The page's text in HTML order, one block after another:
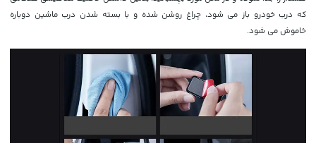
که درب خودرو باز می شود، چراغ روشن شده و با بسته شدن درب ماشین دوباره
خاموش می شود.